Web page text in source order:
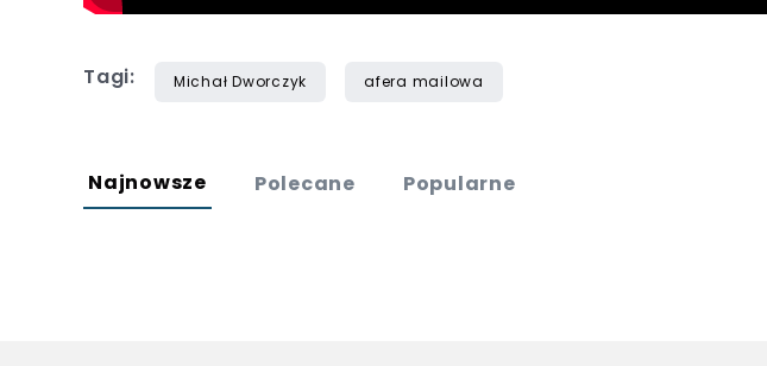
Tagi: Michał Dworczyk afera mailowa
Najnowsze Polecane Popularne